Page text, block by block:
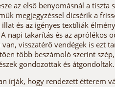
az első benyomásnál a tiszta
megjegyzéssel dicsérik a
és az igényes textíliák
napi takarítás és az aprólékos
visszatérő vendégek is ezt
több beszámoló szerint
gondozottak és átgondoltak.
írják, hogy rendezett étterem